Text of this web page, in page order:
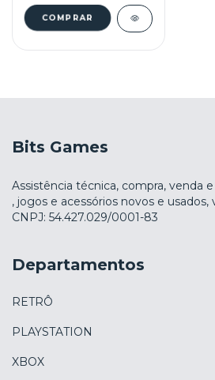
NINTENDO
Bits Games
Assistência técnica, compra, venda
, jogos e acessórios novos e
CNPJ: 54.427.029/0001-83
Departamentos
RETRÔ
PLAYSTATION
XBOX